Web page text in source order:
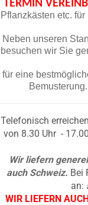
TERMIN
Pflanzkästen etc.
Neben unseren
besuchen wir Sie
für eine
Bemusterung.
Telefonisch
von 8.30 Uhr -
Wir liefern
auch Schweiz. Bei
an:
WIR LIEFERN